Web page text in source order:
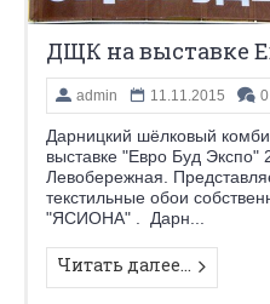
ДЩК на выставке
admin 11.11.2015 0
Дарницкий шёлковый
выставке "Евро Буд Экспо"
Левобережная.
текстильные обои
"ЯСИОНА" . Дарн...
Читать далее...